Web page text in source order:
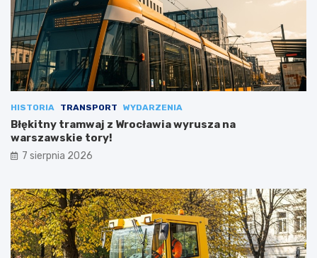
HISTORIA TRANSPORT WYDARZENIA
Błękitny tramwaj z Wrocławia wyrusza na
warszawskie tory!
7 sierpnia 2026